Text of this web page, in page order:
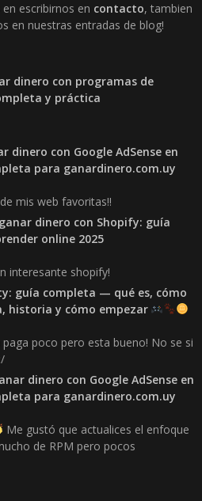
escribirnos en contacto, tambien
en nuestras entradas de blog!
dinero con programas de
y práctica
dinero con Google AdSense en
para ganardinero.com.uy
mis web favoritas!!
dinero con Shopify: guía
online 2025
interesante shopify!
guía completa — qué es, cómo
historia y cómo empezar
poco pero esta bueno! No se si
dinero con Google AdSense en
para ganardinero.com.uy
Me gustó que actualices el enfoque
de RPM pero pocos